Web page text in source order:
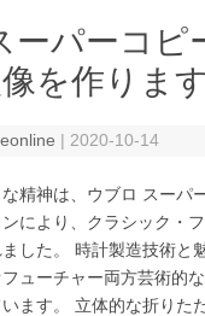
ーパーコピ
を作ります
| 2020-10-14
精神は、ウブロ スーパ
により、クラシック・
した。 時計製造技術と
ューチャー両方芸術的
ます。 立体的な折りた